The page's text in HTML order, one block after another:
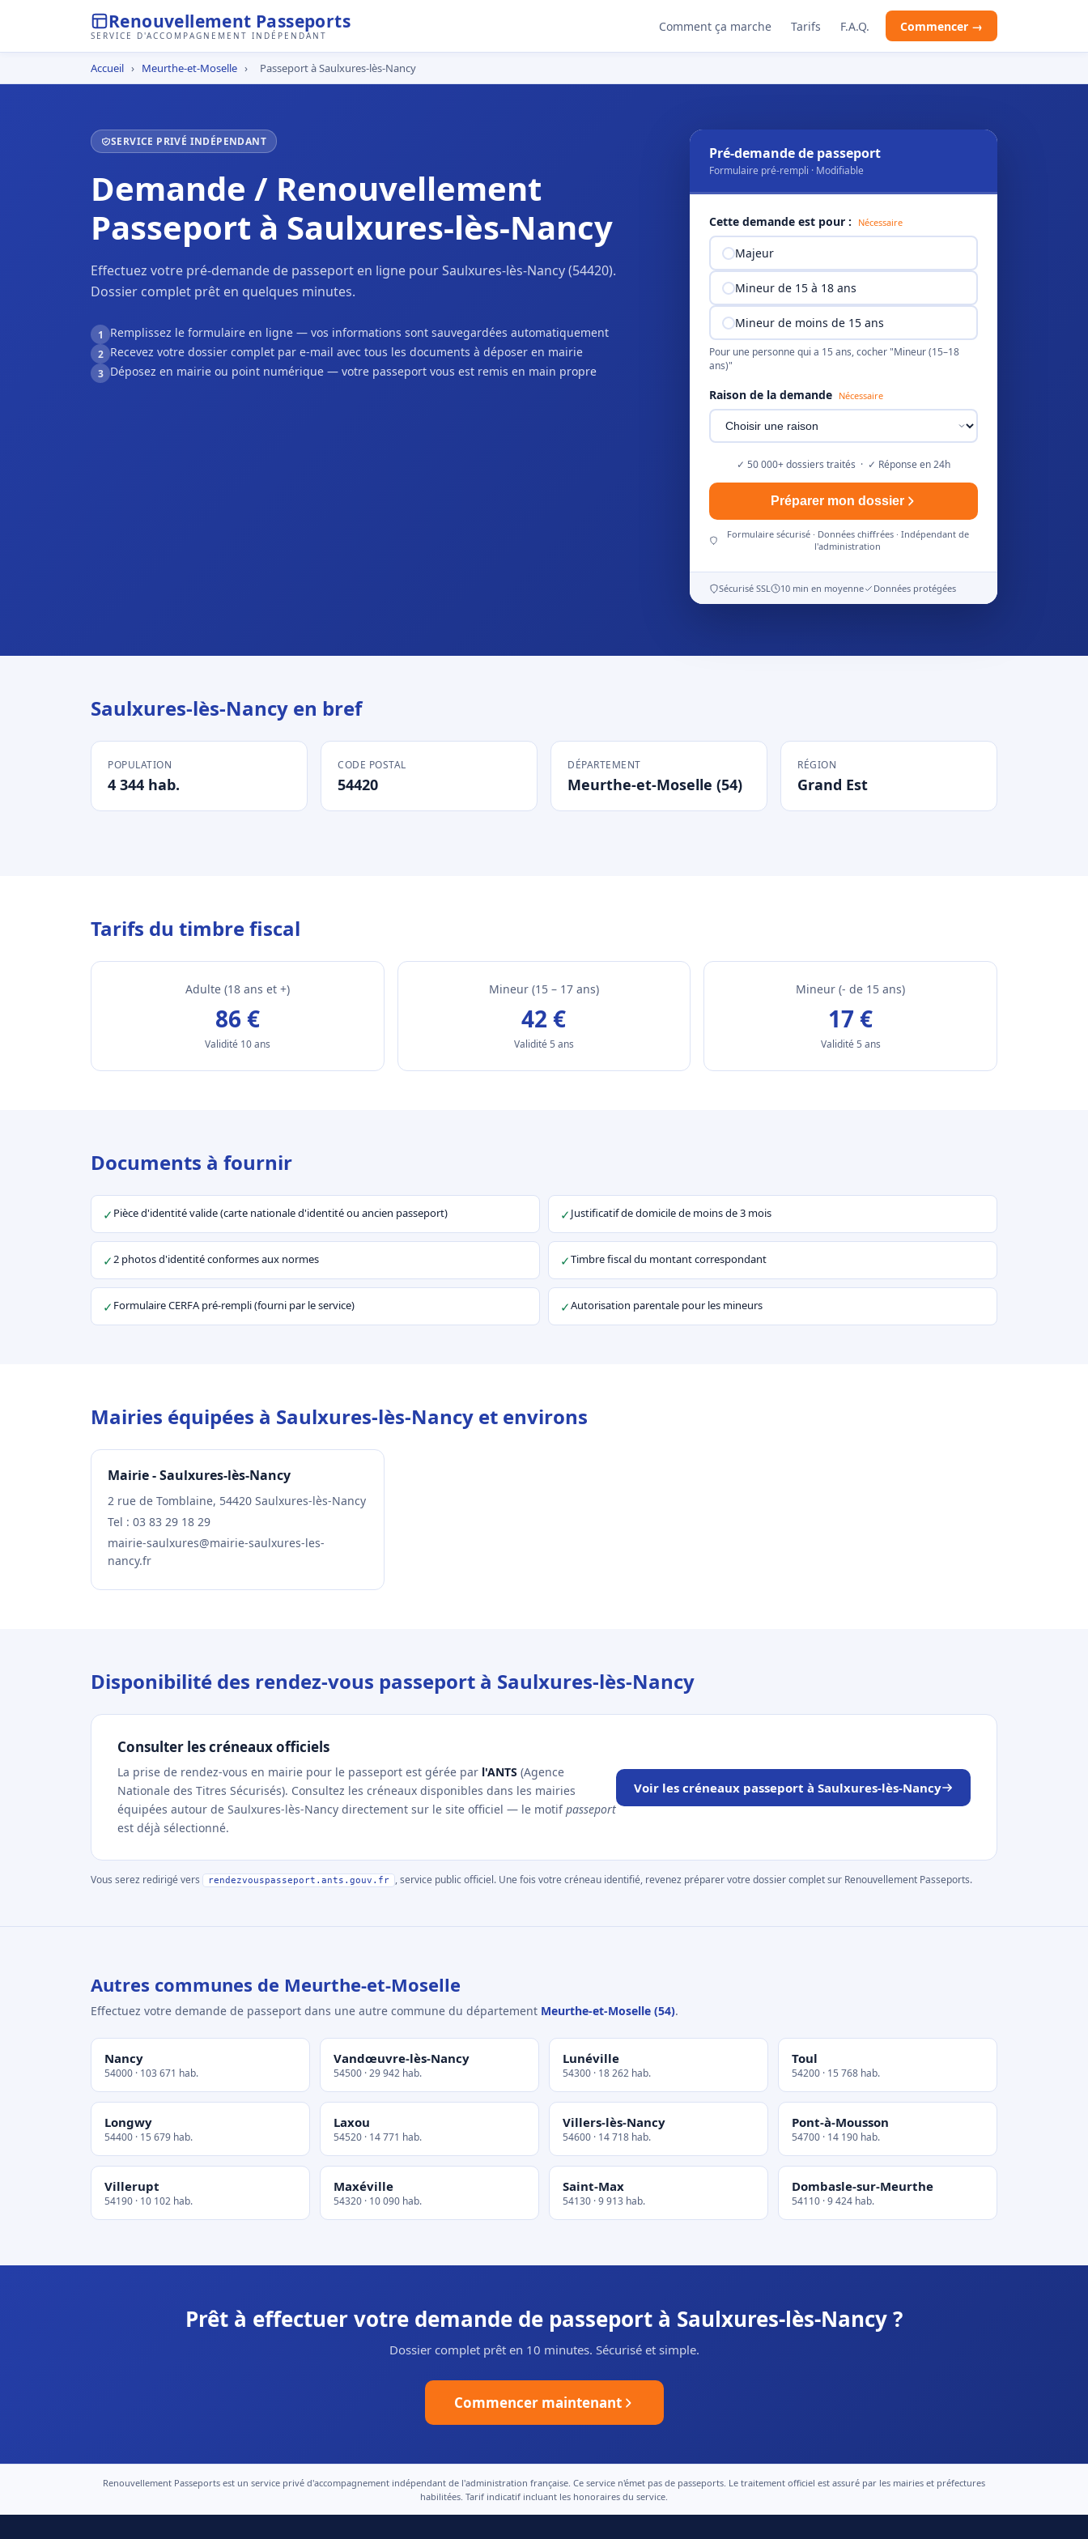
Renouvellement Passeports
SERVICE D'ACCOMPAGNEMENT INDÉPENDANT
Comment ça marche Tarifs F.A.Q. Commencer →
Accueil › Meurthe-et-Moselle › Passeport à Saulxures-lès-Nancy
SERVICE PRIVÉ INDÉPENDANT
Demande / Renouvellement
Passeport à Saulxures-lès-Nancy
Effectuez votre pré-demande de passeport en ligne pour Saulxures-lès-Nancy (54420).
Dossier complet prêt en quelques minutes.
1 Remplissez le formulaire en ligne — vos informations sont sauvegardées automatiquement
2 Recevez votre dossier complet par e-mail avec tous les documents à déposer en mairie
3 Déposez en mairie ou point numérique — votre passeport vous est remis en main propre
Pré-demande de passeport
Formulaire pré-rempli · Modifiable
Cette demande est pour : Nécessaire
Majeur
Mineur de 15 à 18 ans
Mineur de moins de 15 ans
Pour une personne qui a 15 ans, cocher "Mineur (15–18
ans)"
Raison de la demande Nécessaire
✓ 50 000+ dossiers traités · ✓ Réponse en 24h
Préparer mon dossier
Formulaire sécurisé · Données chiffrées · Indépendant de
l'administration
Sécurisé SSL 10 min en moyenne Données protégées
Saulxures-lès-Nancy en bref
POPULATION
4 344 hab.
CODE POSTAL
54420
DÉPARTEMENT
Meurthe-et-Moselle (54)
RÉGION
Grand Est
Tarifs du timbre fiscal
Adulte (18 ans et +)
86 €
Validité 10 ans
Mineur (15 – 17 ans)
42 €
Validité 5 ans
Mineur (- de 15 ans)
17 €
Validité 5 ans
Documents à fournir
✓ Pièce d'identité valide (carte nationale d'identité ou ancien passeport) ✓Justificatif de domicile de moins de 3 mois
✓2 photos d'identité conformes aux normes ✓Timbre fiscal du montant correspondant
✓ Formulaire CERFA pré-rempli (fourni par le service) ✓Autorisation parentale pour les mineurs
Mairies équipées à Saulxures-lès-Nancy et environs
Mairie - Saulxures-lès-Nancy
2 rue de Tomblaine, 54420 Saulxures-lès-Nancy
Tel : 03 83 29 18 29
mairie-saulxures@mairie-saulxures-les-
nancy.fr
Disponibilité des rendez-vous passeport à Saulxures-lès-Nancy
Consulter les créneaux officiels
La prise de rendez-vous en mairie pour le passeport est gérée par l'ANTS (Agence
Nationale des Titres Sécurisés). Consultez les créneaux disponibles dans les mairies
équipées autour de Saulxures-lès-Nancy directement sur le site officiel — le motifpasseport
est déjà sélectionné.
Voir les créneaux passeport à Saulxures-lès-Nancy
Vous serez redirigé vers rendezvouspasseport.ants.gouv.fr , service public officiel. Une fois votre créneau identifié, revenez préparer votre dossier complet sur Renouvellement Passeports.
Autres communes de Meurthe-et-Moselle
Effectuez votre demande de passeport dans une autre commune du département Meurthe-et-Moselle (54).
Nancy
54000 · 103 671 hab.
Vandœuvre-lès-Nancy
54500 · 29 942 hab.
Lunéville
54300 · 18 262 hab.
Toul
54200 · 15 768 hab.
Longwy
54400 · 15 679 hab.
Laxou
54520 · 14 771 hab.
Villers-lès-Nancy
54600 · 14 718 hab.
Pont-à-Mousson
54700 · 14 190 hab.
Villerupt
54190 · 10 102 hab.
Maxéville
54320 · 10 090 hab.
Saint-Max
54130 · 9 913 hab.
Dombasle-sur-Meurthe
54110 · 9 424 hab.
Prêt à effectuer votre demande de passeport à Saulxures-lès-Nancy ?
Dossier complet prêt en 10 minutes. Sécurisé et simple.
Commencer maintenant
Renouvellement Passeports est un service privé d'accompagnement indépendant de l'administration française. Ce service n'émet pas de passeports. Le traitement officiel est assuré par les mairies et préfectures
habilitées. Tarif indicatif incluant les honoraires du service.